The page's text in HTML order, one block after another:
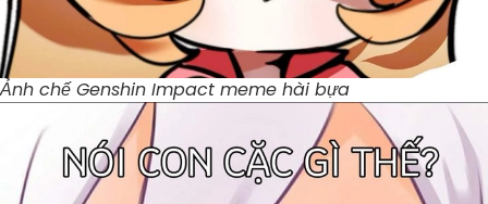
Ảnh chế Genshin Impact meme hài bựa